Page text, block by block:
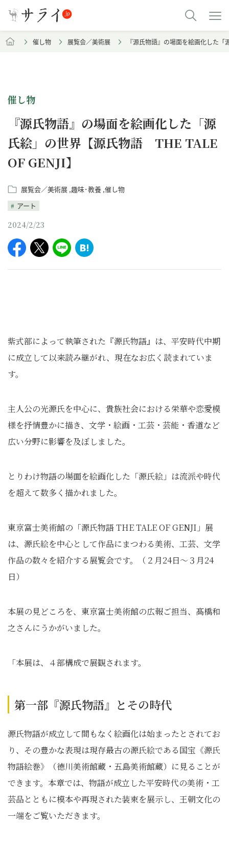
催し物 展覧会／美術展 『源氏物語』の場面を絵画化した
催し物
『源氏物語』の場面を絵画化した「源
氏絵」の世界【源氏物語 THE TALE
OF GENJI】
展覧会／美術展 趣味･教養 催し物
アート
2024/2/23
紫式部によって執筆された『源氏物語』は、平安時代中期
に成立して以来読み継がれ、現在なお広く読まれていま
す。
主人公の光源氏を中心に、貴族社会における栄華や恋愛模
様を抒情豊かに描き、文学・絵画・工芸・芸能・香道など
広い分野に影響を及ぼしました。
とりわけ物語の場面を絵画化した「源氏絵」は流派や時代
を超えて数多く描かれました。
東京富士美術館の「源氏物語 THE TALE OF GENJI」展
は、源氏絵を中心として作品にまつわる美術、工芸、文学
作品の数々を紹介する展覧会です。（２月24日～３月24
日）
本展の見どころを、東京富士美術館の広報ご担当、髙橋和
之さんにうかがいました。
「本展は、４部構成で展観されます。
第一部『源氏物語』とその時代
源氏物語が成立して間もなく絵画化は始まったとされてお
り、その豊かな表現は現存最古の源氏絵である国宝《源氏
物語絵巻》（徳川美術館蔵・五島美術館蔵）に見ることが
できます。本章では、物語が成立した平安時代の美術・工
芸品とともに模本や再現された装束を展示し、王朝文化の
一端をご覧いただきます。